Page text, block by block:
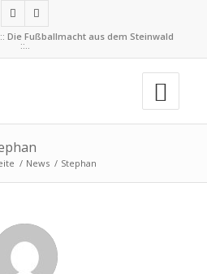
Die Fußballmacht aus dem Steinwald
::..
/ News / Stephan